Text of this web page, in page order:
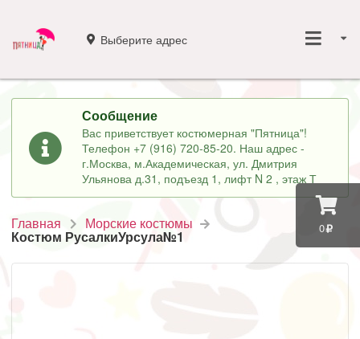
0
Выберите адрес
Сообщение
Вас приветствует костюмерная "Пятница"!
Телефон +7 (916) 720-85-20. Наш адрес -
г.Москва, м.Академическая, ул. Дмитрия
Ульянова д.31, подъезд 1, лифт N 2 , этаж Т
Главная Морские костюмы
Костюм РусалкиУрсула№1